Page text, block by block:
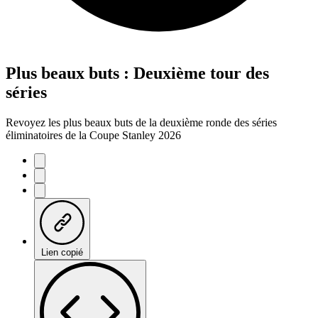
Plus beaux buts : Deuxième tour des
séries
Revoyez les plus beaux buts de la deuxième ronde des séries
éliminatoires de la Coupe Stanley 2026
Lien copié